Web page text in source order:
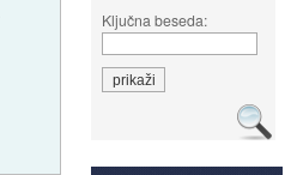
Ključna beseda: